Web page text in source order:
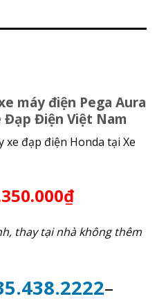
máy điện Pega Aura
Đạp Điện Việt Nam
xe đạp điện Honda tại Xe
thay tại nhà không thêm
–